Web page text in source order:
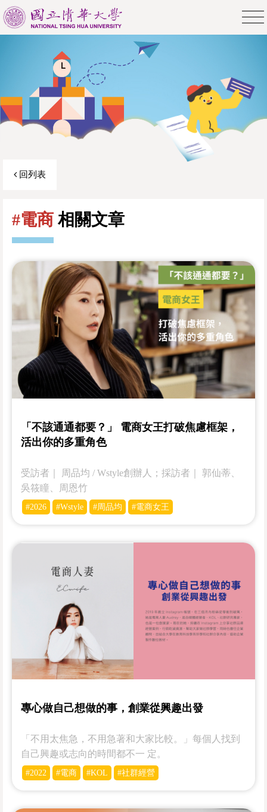
回列表
#電商 相關文章
「不該通通都要？」 電商女王打破焦慮框架，
活出你的多重角色
受訪者｜­­ 周品均 / Wstyle創辦人；採訪者｜ 郭仙蒂、
吳筱瞳、周恩竹
#2026 #Wstyle #周品均 #電商女王
專心做自己想做的事，創業從興趣出發
「不用太焦急，不用急著和大家比較。」每個人找到
自己興趣或志向的時間都不一 定。
#2022 #電商 #KOL #社群經營